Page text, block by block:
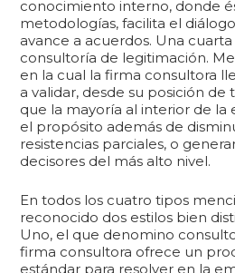
conocimiento interno, donde
metodologías, facilita el
avance a acuerdos. Una cuarta
consultoría de legitimación.
en la cual la firma consultora
a validar, desde su posición
que la mayoría al interior de la
el propósito además de
resistencias parciales, o
decisores del más alto nivel.
En todos los cuatro tipos
reconocido dos estilos bien
Uno, el que denomino
firma consultora ofrece un
estándar para resolver en la